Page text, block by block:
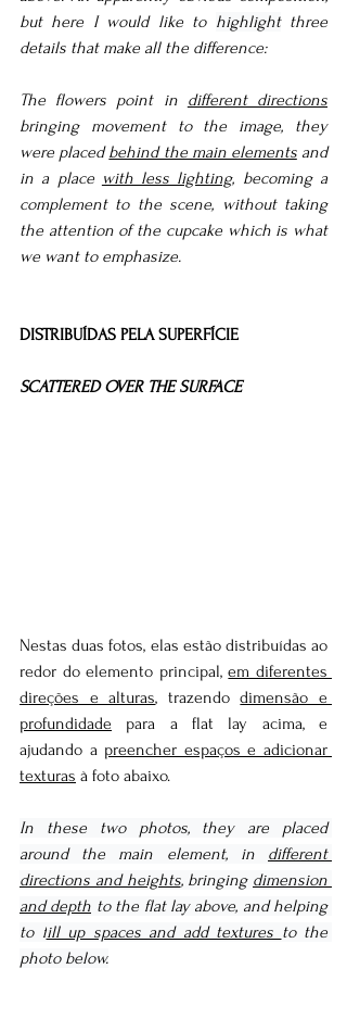
but here I would like to highlight three
details that make all the difference:
The flowers point in different directions
bringing movement to the image, they
were placed behind the main elements and
in a place with less lighting, becoming a
complement to the scene, without taking
the attention of the cupcake which is what
we want to emphasize.
DISTRIBUÍDAS PELA SUPERFÍCIE
SCATTERED OVER THE SURFACE
Nestas duas fotos, elas estão distribuídas ao
redor do elemento principal, em diferentes
direções e alturas, trazendo dimensão e
profundidade para a flat lay acima, e
ajudando a preencher espaços e adicionar
texturas à foto abaixo.
In these two photos, they are placed
around the main element, in different
directions and heights, bringing dimension
and depth to the flat lay above, and helping
to fill up spaces and add textures to the
photo below.